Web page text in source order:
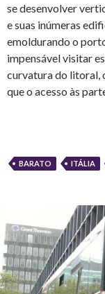
se desenvolver
e suas inúmeras
emoldurando o
impensável visitar
curvatura do litoral,
que o acesso às
BARATO ITÁLIA